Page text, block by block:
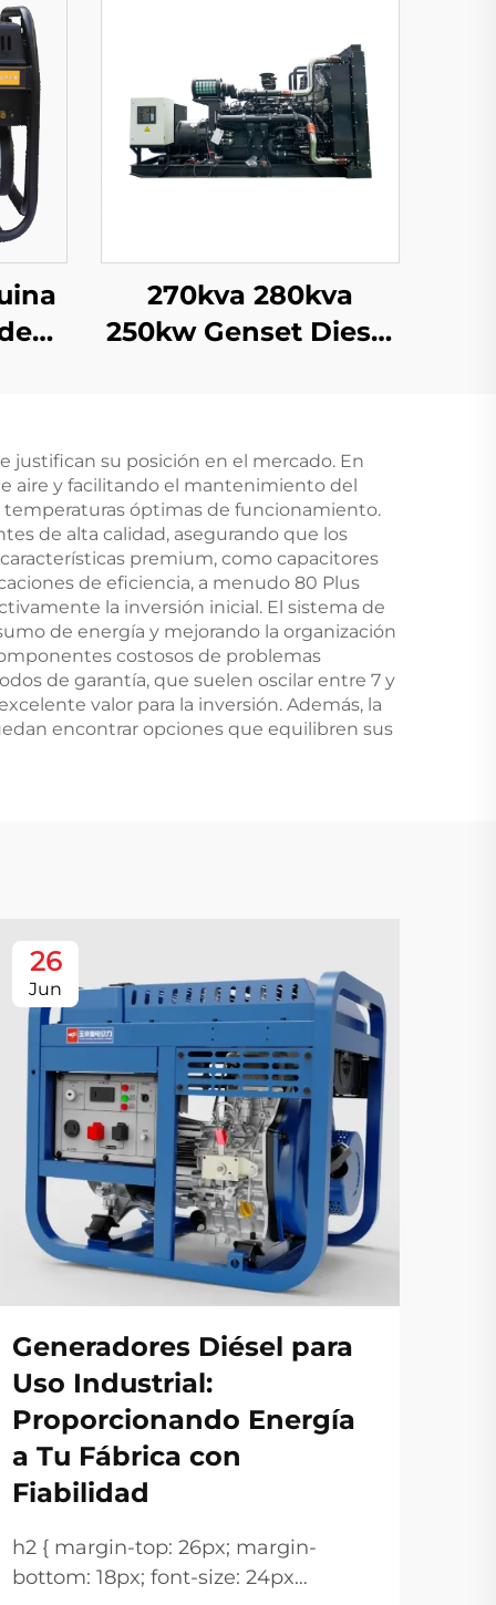
/
270kva 280kva
250kw Genset Diesel
Diesel
justifican su posición en el mercado. En
aire y facilitando el mantenimiento del
óptimas de funcionamiento.
de alta calidad, asegurando que los
premium, como capacitores
de eficiencia, a menudo 80 Plus
la inversión inicial. El sistema de
de energía y mejorando la organización
costosos de problemas
de garantía, que suelen oscilar entre 7 y
valor para la inversión. Además, la
encontrar opciones que equilibren sus
26
Jun
Generadores Diésel para
Uso Industrial:
Proporcionando Energía
a Tu Fábrica con
Fiabilidad
h2 { margin-top: 26px; margin-
bottom: 18px; font-size: 24px